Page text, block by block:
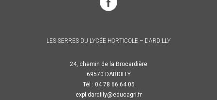
LES SERRES DU LYCÉE HORTICOLE – DARDILLY
24, chemin de la Brocardière
69570 DARDILLY
Tél : 04 78 66 64 05
expl.dardilly@educagri.fr